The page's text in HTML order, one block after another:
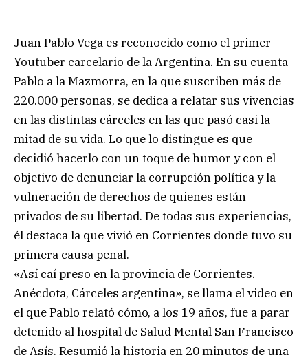
Juan Pablo Vega es reconocido como el primer
Youtuber carcelario de la Argentina. En su cuenta
Pablo a la Mazmorra, en la que suscriben más de
220.000 personas, se dedica a relatar sus vivencias
en las distintas cárceles en las que pasó casi la
mitad de su vida. Lo que lo distingue es que
decidió hacerlo con un toque de humor y con el
objetivo de denunciar la corrupción política y la
vulneración de derechos de quienes están
privados de su libertad. De todas sus experiencias,
él destaca la que vivió en Corrientes donde tuvo su
primera causa penal.
«Así caí preso en la provincia de Corrientes.
Anécdota, Cárceles argentina», se llama el video en
el que Pablo relató cómo, a los 19 años, fue a parar
detenido al hospital de Salud Mental San Francisco
de Asís. Resumió la historia en 20 minutos de una